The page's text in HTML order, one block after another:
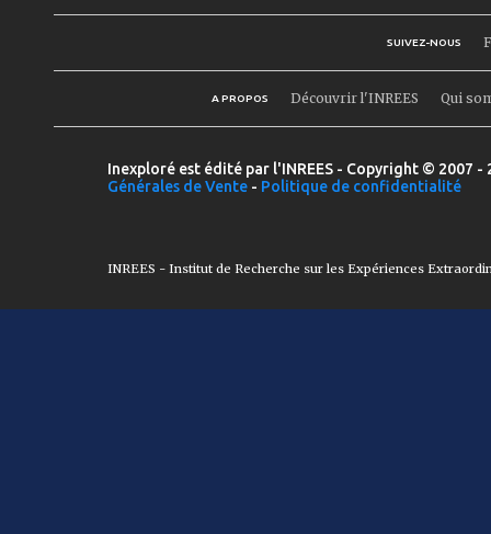
SUIVEZ-NOUS
A PROPOS Découvrir l'INREES Qui
Inexploré est édité par l'INREES - Copyright © 2007
Générales de Vente - Politique de confidentialité
INREES - Institut de Recherche sur les Expériences